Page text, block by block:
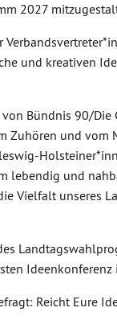
2027
und kreativen
Bündnis 90/
Zuhören und vom
lebendig und
Vielfalt unseres
Reicht Eure